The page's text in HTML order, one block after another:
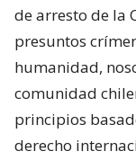
de arresto de la
presuntos
humanidad,
comunidad
principios
derecho